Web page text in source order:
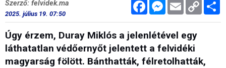
FacebookMessenger
Email Copy
Link
Szerző: felvidek.ma
2025. július 19. 07:50
Úgy érzem, Duray Miklós a jelenlétével egy
láthatatlan védőernyőt jelentett a felvidéki
magyarság fölött. Bánthatták, félretolhatták,